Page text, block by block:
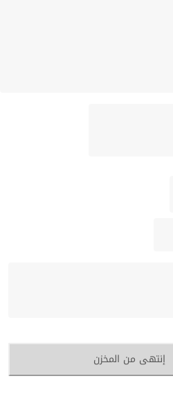
إنتهى من المخزن